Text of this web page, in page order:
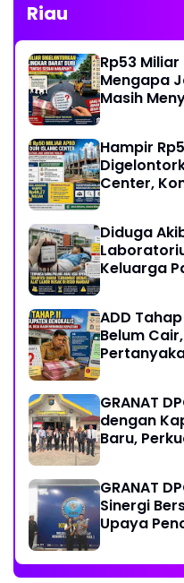
Riau
Rp53
Mengapa
Masih
Hampir
Center,
Diduga
Keluarga
Transfusi
ADD
Belum
GRANAT
dengan
Baru,
GRANAT
Sinergi
Upaya